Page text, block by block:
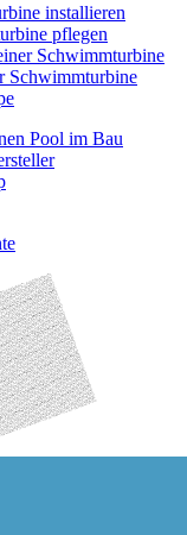
installieren
pflegen
Schwimmturbine
Schwimmturbine
Pool im Bau